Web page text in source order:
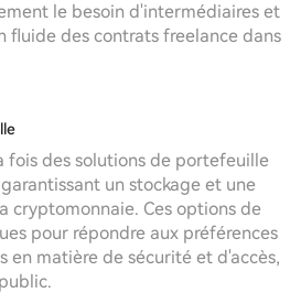
le besoin d'intermédiaires et
fluide des contrats freelance dans
fois des solutions de portefeuille
un stockage et une
cryptomonnaie. Ces options de
pour répondre aux préférences
en matière de sécurité et d'accès,